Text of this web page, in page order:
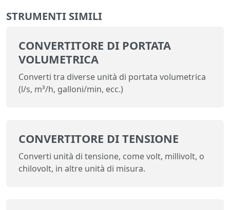
STRUMENTI SIMILI
CONVERTITORE DI PORTATA
VOLUMETRICA
Converti tra diverse unità di portata volumetrica
(l/s, m³/h, galloni/min, ecc.)
CONVERTITORE DI TENSIONE
Converti unità di tensione, come volt, millivolt, o
chilovolt, in altre unità di misura.